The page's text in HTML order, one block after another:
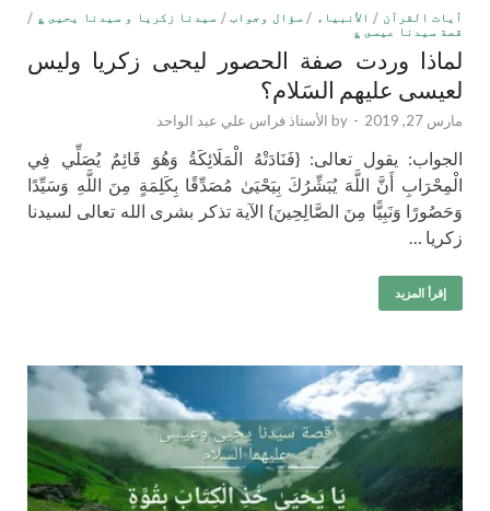
آيات القرآن / الأنبياء /سؤال وجواب / سيدنا زكريا و سيدنا يحيى ؏ /
قصة سيدنا عيسى ؏
لماذا وردت صفة الحصور ليحيى زكريا وليس
لعيسى عليهم السَلام؟
مارس 27, 2019 -
by الأستاذ فراس علي عبد الواحد
الجواب: يقول تعالى: {فَنَادَتْهُ الْمَلَائِكَةُ وَهُوَ قَائِمٌ يُصَلِّي فِي
الْمِحْرَابِ أَنَّ اللَّهَ يُبَشِّرُكَ بِيَحْيَىٰ مُصَدِّقًا بِكَلِمَةٍ مِنَ اللَّهِ وَسَيِّدًا
وَحَصُورًا وَنَبِيًّا مِنَ الصَّالِحِينَ} الآية تذكر بشرى الله تعالى لسيدنا
زكريا …
إقرأ المزيد